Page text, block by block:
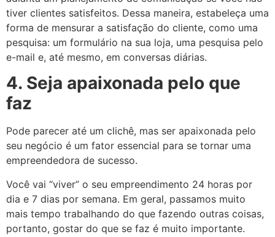
tiver clientes satisfeitos. Dessa maneira, estabeleça uma
forma de mensurar a satisfação do cliente, como uma
pesquisa: um formulário na sua loja, uma pesquisa pelo
e-mail e, até mesmo, em conversas diárias.
4. Seja apaixonada pelo que
faz
Pode parecer até um clichê, mas ser apaixonada pelo
seu negócio é um fator essencial para se tornar uma
empreendedora de sucesso.
Você vai “viver” o seu empreendimento 24 horas por
dia e 7 dias por semana. Em geral, passamos muito
mais tempo trabalhando do que fazendo outras coisas,
portanto, gostar do que se faz é muito importante.